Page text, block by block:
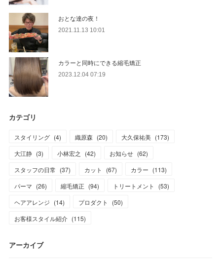
おとな達の夜！
2021.11.13 10:01
カラーと同時にできる縮毛矯正
2023.12.04 07:19
カテゴリ
スタイリング (4) 織原森 (20) 大久保祐美 (173)
大江静 (3) 小林宏之 (42) お知らせ (62)
スタッフの日常 (37) カット (67) カラー (113)
パーマ (26) 縮毛矯正 (94) トリートメント (53)
ヘアアレンジ (14) プロダクト (50)
お客様スタイル紹介 (115)
アーカイブ